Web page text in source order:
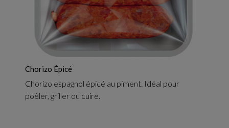
Chorizo Épicé
Chorizo espagnol épicé au piment. Idéal pour
poêler, griller ou cuire.